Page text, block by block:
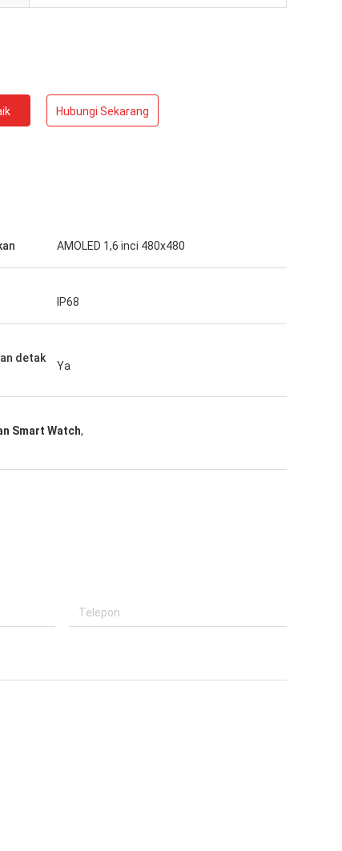
Hubungi Sekarang
AMOLED 1,6 inci 480x480
IP68
detak
Ya
Smart Watch,